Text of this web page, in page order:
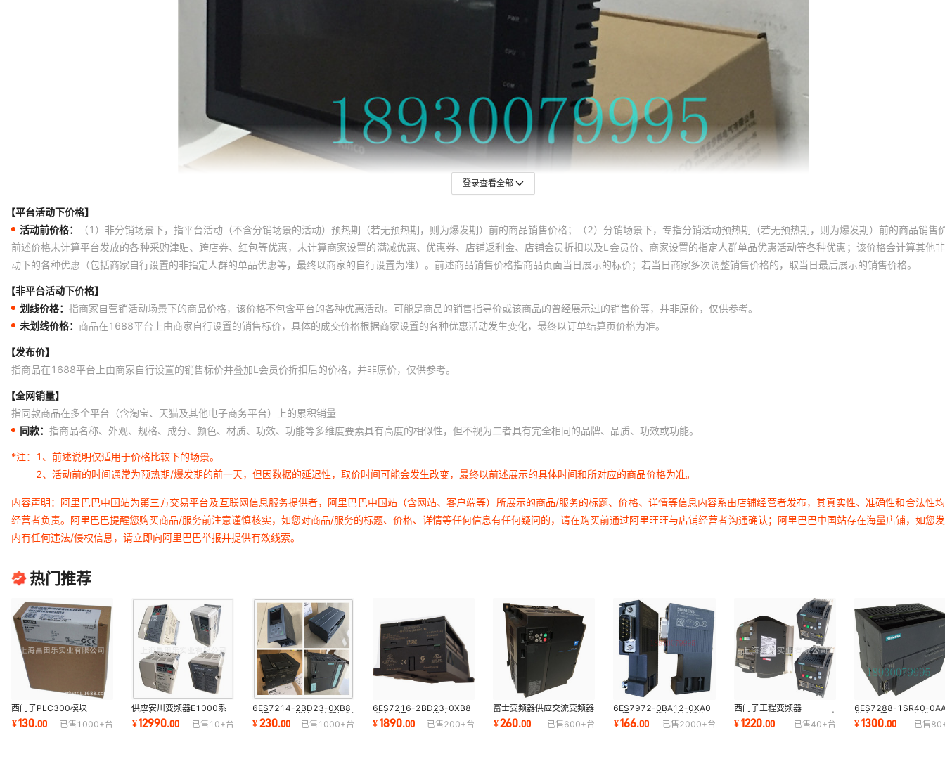
登录查看全部
【平台活动下价格】
活动前价格：
（1）非分销场景下，指平台活动（不含分销场景的活动）预热期（若无预热期，则为爆发期）前的商品销售价格；（2）分销场景下，专指分销活动预热期（若无预热期，则为爆发期）前的商品销售
前述价格未计算平台发放的各种采购津贴、跨店券、红包等优惠，未计算商家设置的满减优惠、优惠券、店铺返利金、店铺会员折扣以及L会员价、商家设置的指定人群单品优惠活动等各种优惠；该价格会计算其他
动下的各种优惠（包括商家自行设置的非指定人群的单品优惠等，最终以商家的自行设置为准）。前述商品销售价格指商品页面当日展示的标价；若当日商家多次调整销售价格的，取当日最后展示的销售价格。
【非平台活动下价格】
划线价格： 指商家自营销活动场景下的商品价格，该价格不包含平台的各种优惠活动。可能是商品的销售指导价或该商品的曾经展示过的销售价等，并非原价，仅供参考。
未划线价格： 商品在1688平台上由商家自行设置的销售标价，具体的成交价格根据商家设置的各种优惠活动发生变化，最终以订单结算页价格为准。
【发布价】
指商品在1688平台上由商家自行设置的销售标价并叠加L会员价折扣后的价格，并非原价，仅供参考。
【全网销量】
指同款商品在多个平台（含淘宝、天猫及其他电子商务平台）上的累积销量
同款： 指商品名称、外观、规格、成分、颜色、材质、功效、功能等多维度要素具有高度的相似性，但不视为二者具有完全相同的品牌、品质、功效或功能。
*注：
1、前述说明仅适用于价格比较下的场景。
2、活动前的时间通常为预热期/爆发期的前一天，但因数据的延迟性，取价时间可能会发生改变，最终以前述展示的具体时间和所对应的商品价格为准。
内容声明：阿里巴巴中国站为第三方交易平台及互联网信息服务提供者，阿里巴巴中国站（含网站、客户端等）所展示的商品/服务的标题、价格、详情等信息内容系由店铺经营者发布，其真实性、准确性和合法性
经营者负责。阿里巴巴提醒您购买商品/服务前注意谨慎核实，如您对商品/服务的标题、价格、详情等任何信息有任何疑问的，请在购买前通过阿里旺旺与店铺经营者沟通确认；阿里巴巴中国站存在海量店铺，如您
内有任何违法/侵权信息，请立即向阿里巴巴举报并提供有效线索。
热门推荐
西门子PLC300模块
6ES7331-7KF02-0AB0
开票
¥130.00 已售 1000+台
供应安川变频器E1000系
列变频器CIMR-
EB4A0362ABA 变频器
¥12990.00 已售 10+台
6ES7214-2BD23-0XB8
西门子PLC模块可编程控制
器200CN
¥230.00 已售 1000+台
6ES7216-2BD23-0XB8
供应西门子PLC模块6ES7
216-2BD23-0X
¥1890.00 已售200+台
富士变频器供应交流变频器
FRN5.5G1S-4C 0.4-
400KW
¥260.00 已售600+台
6ES7972-0BA12-0XA0
西门子PLC数据总线插头
6ES7 972-0BA12-0XA0
¥166.00 已售2000+台
西门子工程变频器
6SL3210-5BE21-5UV0|
西门子V20变频器1.5KW
¥1220.00 已售40+台
6ES7288-1SR40-
供应西门子PLC标准
模块
¥1300.00 已售